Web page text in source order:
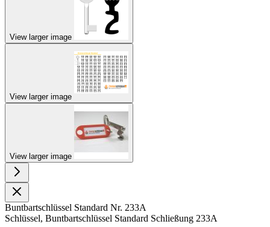
View larger image
View larger image
View larger image
Buntbartschlüssel Standard Nr. 233A
Schlüssel, Buntbartschlüssel Standard Schließung 233A